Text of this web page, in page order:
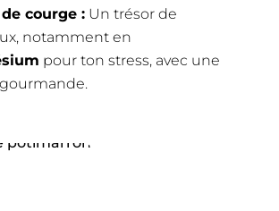
courge:Un trésor de
notamment en
pour ton stress, avec une